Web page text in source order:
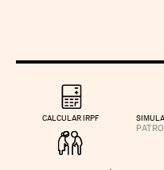
CALCULAR IRPF